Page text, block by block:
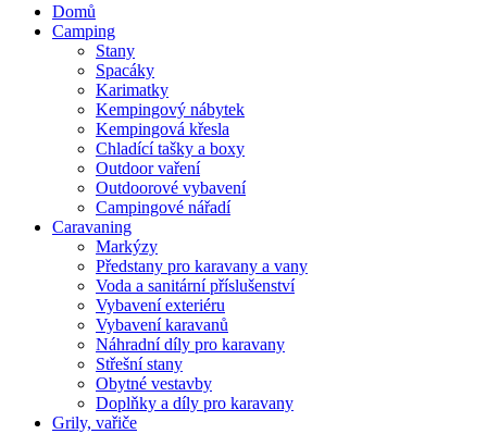
Domů
Camping
Stany
Spacáky
Karimatky
Kempingový nábytek
Kempingová křesla
Chladící tašky a boxy
Outdoor vaření
Outdoorové vybavení
Campingové nářadí
Caravaning
Markýzy
Předstany pro karavany a vany
Voda a sanitární příslušenství
Vybavení exteriéru
Vybavení karavanů
Náhradní díly pro karavany
Střešní stany
Obytné vestavby
Doplňky a díly pro karavany
Grily, vařiče